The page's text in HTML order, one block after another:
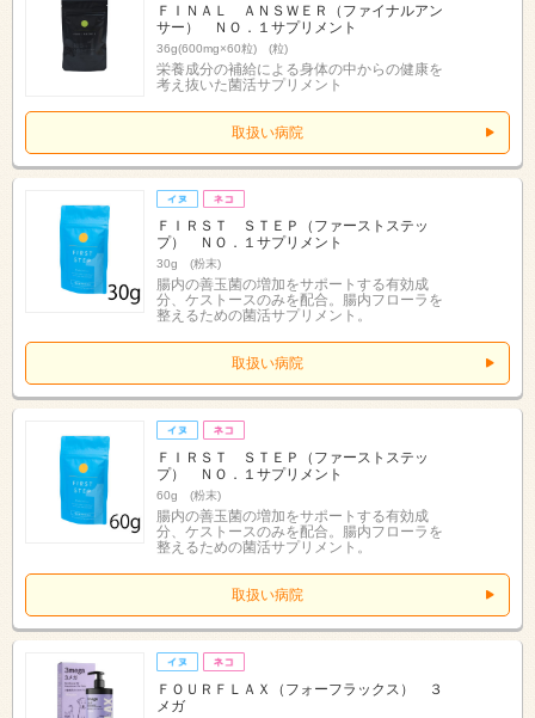
ＦＩＮＡＬ ＡＮＳＷＥＲ（ファイナルアン
サー） ＮＯ．１サプリメント
36g(600mg×60粒) (粒)
栄養成分の補給による身体の中からの健康を
考え抜いた菌活サプリメント
取扱い病院
ＦＩＲＳＴ ＳＴＥＰ（ファーストステッ
プ） ＮＯ．１サプリメント
30g (粉末)
腸内の善玉菌の増加をサポートする有効成
分、ケストースのみを配合。腸内フローラを
整えるための菌活サプリメント。
取扱い病院
ＦＩＲＳＴ ＳＴＥＰ（ファーストステッ
プ） ＮＯ．１サプリメント
60g (粉末)
腸内の善玉菌の増加をサポートする有効成
分、ケストースのみを配合。腸内フローラを
整えるための菌活サプリメント。
取扱い病院
ＦＯＵＲＦＬＡＸ（フォーフラックス） ３
メガ